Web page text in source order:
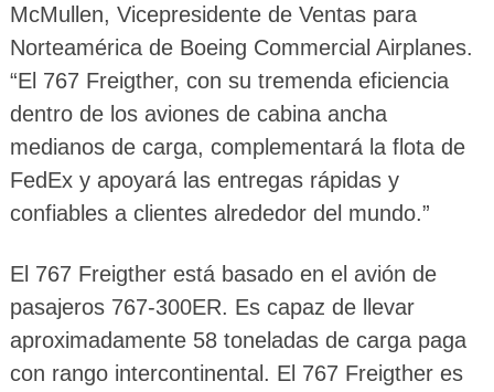
McMullen, Vicepresidente de Ventas para
Norteamérica de Boeing Commercial Airplanes.
“El 767 Freigther, con su tremenda eficiencia
dentro de los aviones de cabina ancha
medianos de carga, complementará la flota de
FedEx y apoyará las entregas rápidas y
confiables a clientes alrededor del mundo.”
El 767 Freigther está basado en el avión de
pasajeros 767-300ER. Es capaz de llevar
aproximadamente 58 toneladas de carga paga
con rango intercontinental. El 767 Freigther es